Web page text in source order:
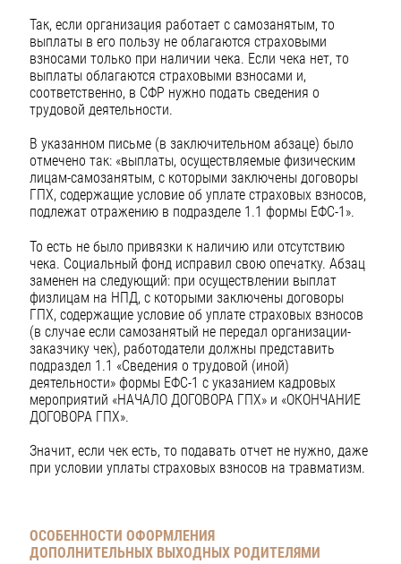
Так, если организация работает с самозанятым, то
выплаты в его пользу не облагаются страховыми
взносами только при наличии чека. Если чека нет, то
выплаты облагаются страховыми взносами и,
соответственно, в СФР нужно подать сведения о
трудовой деятельности.
В указанном письме (в заключительном абзаце) было
отмечено так: «выплаты, осуществляемые физическим
лицам-самозанятым, с которыми заключены договоры
ГПХ, содержащие условие об уплате страховых взносов,
подлежат отражению в подразделе 1.1 формы ЕФС-1».
То есть не было привязки к наличию или отсутствию
чека. Социальный фонд исправил свою опечатку. Абзац
заменен на следующий: при осуществлении выплат
физлицам на НПД, с которыми заключены договоры
ГПХ, содержащие условие об уплате страховых взносов
(в случае если самозанятый не передал организации-
заказчику чек), работодатели должны представить
подраздел 1.1 «Сведения о трудовой (иной)
деятельности» формы ЕФС-1 с указанием кадровых
мероприятий «НАЧАЛО ДОГОВОРА ГПХ» и «ОКОНЧАНИЕ
ДОГОВОРА ГПХ».
Значит, если чек есть, то подавать отчет не нужно, даже
при условии уплаты страховых взносов на травматизм.
ОСОБЕННОСТИ ОФОРМЛЕНИЯ
ДОПОЛНИТЕЛЬНЫХ ВЫХОДНЫХ РОДИТЕЛЯМИ